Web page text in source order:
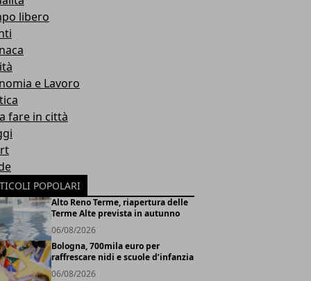
libero
e Lavoro
fare in città
POPOLARI
Alto Reno Terme, riapertura delle
Terme Alte prevista in autunno
06/08/2026
Bologna, 700mila euro per
raffrescare nidi e scuole d’infanzia
06/08/2026